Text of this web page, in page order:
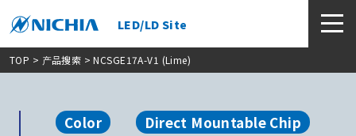
LED/LD Site
TOP > 产品搜索 > NCSGE17A-V1 (Lime)
Color Direct Mountable Chip